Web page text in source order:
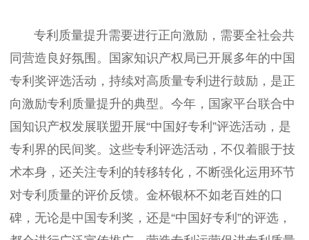
专利质量提升需要进行正向激励，需要全社会共
同营造良好氛围。国家知识产权局已开展多年的中国
专利奖评选活动，持续对高质量专利进行鼓励，是正
向激励专利质量提升的典型。今年，国家平台联合中
国知识产权发展联盟开展“中国好专利”评选活动，是
专利界的民间奖。这些专利评选活动，不仅着眼于技
术本身，还关注专利的转移转化，不断强化运用环节
对专利质量的评价反馈。金杯银杯不如老百姓的口
碑，无论是中国专利奖，还是“中国好专利”的评选，